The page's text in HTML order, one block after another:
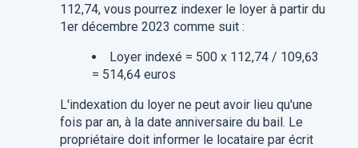
112,74, vous pourrez indexer le loyer à partir du
1er décembre 2023 comme suit :
Loyer indexé = 500 x 112,74 / 109,63
= 514,64 euros
L'indexation du loyer ne peut avoir lieu qu'une
fois par an, à la date anniversaire du bail. Le
propriétaire doit informer le locataire par écrit